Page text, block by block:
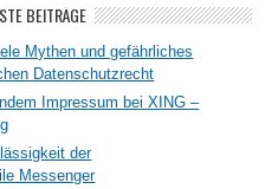
BEITRÄGE
Mythen und gefährliches
Datenschutzrecht
Impressum bei XING –
der
Messenger